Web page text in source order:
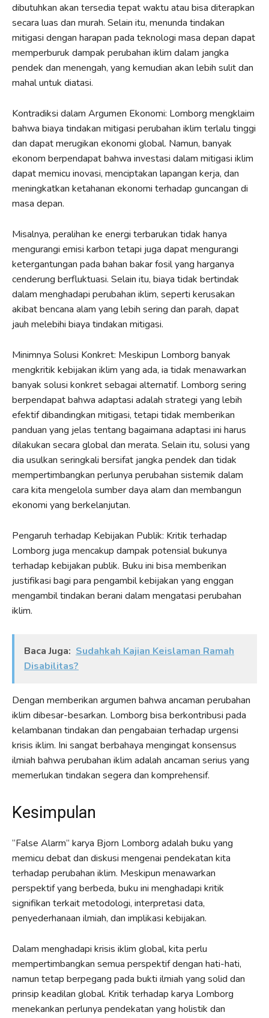
dibutuhkan akan tersedia tepat waktu atau bisa diterapkan
secara luas dan murah. Selain itu, menunda tindakan
mitigasi dengan harapan pada teknologi masa depan dapat
memperburuk dampak perubahan iklim dalam jangka
pendek dan menengah, yang kemudian akan lebih sulit dan
mahal untuk diatasi.
Kontradiksi dalam Argumen Ekonomi: Lomborg mengklaim
bahwa biaya tindakan mitigasi perubahan iklim terlalu tinggi
dan dapat merugikan ekonomi global. Namun, banyak
ekonom berpendapat bahwa investasi dalam mitigasi iklim
dapat memicu inovasi, menciptakan lapangan kerja, dan
meningkatkan ketahanan ekonomi terhadap guncangan di
masa depan.
Misalnya, peralihan ke energi terbarukan tidak hanya
mengurangi emisi karbon tetapi juga dapat mengurangi
ketergantungan pada bahan bakar fosil yang harganya
cenderung berfluktuasi. Selain itu, biaya tidak bertindak
dalam menghadapi perubahan iklim, seperti kerusakan
akibat bencana alam yang lebih sering dan parah, dapat
jauh melebihi biaya tindakan mitigasi.
Minimnya Solusi Konkret: Meskipun Lomborg banyak
mengkritik kebijakan iklim yang ada, ia tidak menawarkan
banyak solusi konkret sebagai alternatif. Lomborg sering
berpendapat bahwa adaptasi adalah strategi yang lebih
efektif dibandingkan mitigasi, tetapi tidak memberikan
panduan yang jelas tentang bagaimana adaptasi ini harus
dilakukan secara global dan merata. Selain itu, solusi yang
dia usulkan seringkali bersifat jangka pendek dan tidak
mempertimbangkan perlunya perubahan sistemik dalam
cara kita mengelola sumber daya alam dan membangun
ekonomi yang berkelanjutan.
Pengaruh terhadap Kebijakan Publik: Kritik terhadap
Lomborg juga mencakup dampak potensial bukunya
terhadap kebijakan publik. Buku ini bisa memberikan
justifikasi bagi para pengambil kebijakan yang enggan
mengambil tindakan berani dalam mengatasi perubahan
iklim.
Baca Juga: Sudahkah Kajian Keislaman Ramah
Disabilitas?
Dengan memberikan argumen bahwa ancaman perubahan
iklim dibesar-besarkan. Lomborg bisa berkontribusi pada
kelambanan tindakan dan pengabaian terhadap urgensi
krisis iklim. Ini sangat berbahaya mengingat konsensus
ilmiah bahwa perubahan iklim adalah ancaman serius yang
memerlukan tindakan segera dan komprehensif.
Kesimpulan
“False Alarm” karya Bjorn Lomborg adalah buku yang
memicu debat dan diskusi mengenai pendekatan kita
terhadap perubahan iklim. Meskipun menawarkan
perspektif yang berbeda, buku ini menghadapi kritik
signifikan terkait metodologi, interpretasi data,
penyederhanaan ilmiah, dan implikasi kebijakan.
Dalam menghadapi krisis iklim global, kita perlu
mempertimbangkan semua perspektif dengan hati-hati,
namun tetap berpegang pada bukti ilmiah yang solid dan
prinsip keadilan global. Kritik terhadap karya Lomborg
menekankan perlunya pendekatan yang holistik dan